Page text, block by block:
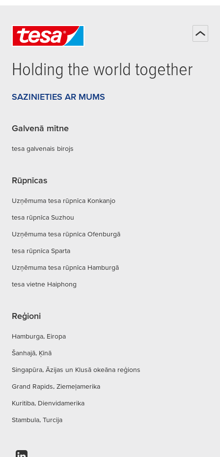
Holding the world together
SAZINIETIES AR MUMS
Galvenā mītne
tesa galvenais birojs
Rūpnīcas
Uzņēmuma tesa rūpnīca Konkanjo
tesa rūpnīca Suzhou
Uzņēmuma tesa rūpnīca Ofenburgā
tesa rūpnīca Sparta
Uzņēmuma tesa rūpnīca Hamburgā
tesa vietne Haiphong
Reģioni
Hamburga, Eiropa
Šanhajā, Ķīnā
Singapūra, Āzijas un Klusā okeāna reģions
Grand Rapids, Ziemeļamerika
Kuritiba, Dienvidamerika
Stambula, Turcija